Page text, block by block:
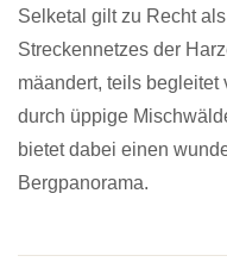
Selketal gilt zu Recht
Streckennetzes der
mäandert, teils
durch üppige
bietet dabei einen
Bergpanorama.